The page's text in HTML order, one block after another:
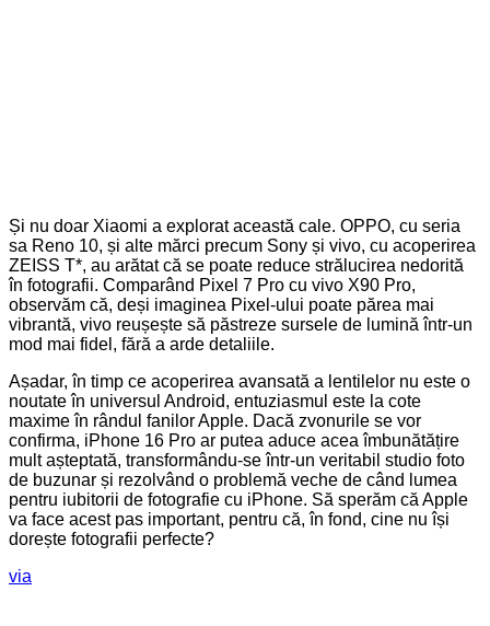
Și nu doar Xiaomi a explorat această cale. OPPO, cu seria
sa Reno 10, și alte mărci precum Sony și vivo, cu acoperirea
ZEISS T*, au arătat că se poate reduce strălucirea nedorită
în fotografii. Comparând Pixel 7 Pro cu vivo X90 Pro,
observăm că, deși imaginea Pixel-ului poate părea mai
vibrantă, vivo reușește să păstreze sursele de lumină într-un
mod mai fidel, fără a arde detaliile.
Așadar, în timp ce acoperirea avansată a lentilelor nu este o
noutate în universul Android, entuziasmul este la cote
maxime în rândul fanilor Apple. Dacă zvonurile se vor
confirma, iPhone 16 Pro ar putea aduce acea îmbunătățire
mult așteptată, transformându-se într-un veritabil studio foto
de buzunar și rezolvând o problemă veche de când lumea
pentru iubitorii de fotografie cu iPhone. Să sperăm că Apple
va face acest pas important, pentru că, în fond, cine nu își
dorește fotografii perfecte?
via